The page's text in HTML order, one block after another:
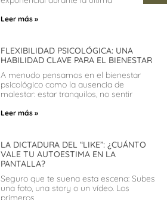
Leer más »
FLEXIBILIDAD PSICOLÓGICA: UNA
HABILIDAD CLAVE PARA EL BIENESTAR
A menudo pensamos en el bienestar
psicológico como la ausencia de
malestar: estar tranquilos, no sentir
Leer más »
LA DICTADURA DEL “LIKE”: ¿CUÁNTO
VALE TU AUTOESTIMA EN LA
PANTALLA?
Seguro que te suena esta escena: Subes
una foto, una story o un vídeo. Los
primeros